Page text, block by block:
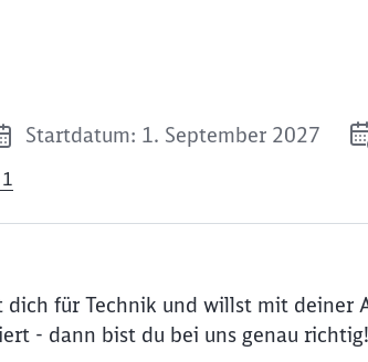
Startdatum: 1. September 2027
dich für Technik und willst mit deiner
- dann bist du bei uns genau richtig!